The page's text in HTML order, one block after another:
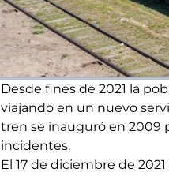
Desde fines de 2021 la
viajando en un nuevo
tren se inauguró en 2009
incidentes.
El 17 de diciembre de